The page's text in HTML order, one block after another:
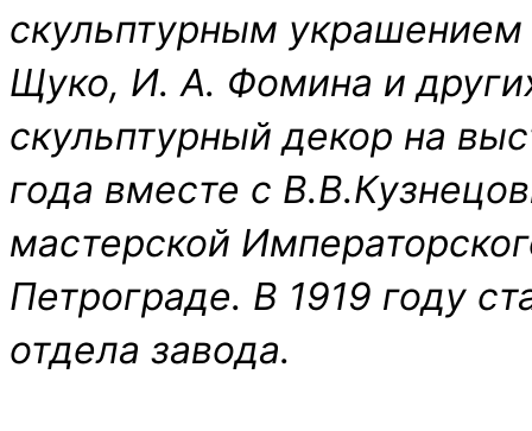
скульптурным украшением
Щуко, И. А. Фомина и
скульптурный декор на
года вместе с
мастерской
Петрограде. В 1919 году
отдела завода.